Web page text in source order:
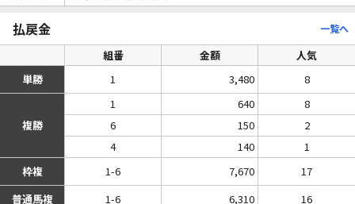
払戻金 一覧へ
組番 金額
人気
単勝
1 3,480 8
複勝
1 640
8
6
150
2
4
140
1
枠複
1-6 7,670
17
普通馬複
1-6 6,310 16